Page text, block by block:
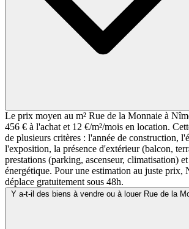
Le prix moyen au m² Rue de la Monnaie à
456 € à l'achat et 12 €/m²/mois en location.
de plusieurs critères : l'année de construction,
l'exposition, la présence d'extérieur (balcon,
prestations (parking, ascenseur, climatisation)
énergétique. Pour une estimation au juste prix,
déplace gratuitement sous 48h.
Y a-t-il des biens à vendre ou à louer Rue de la